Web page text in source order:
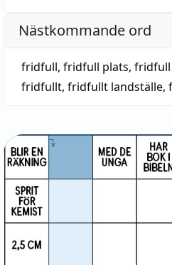
Nästkommande ord
fridfull, fridfull plats, fridfull
fridfullt, fridfullt landställe,